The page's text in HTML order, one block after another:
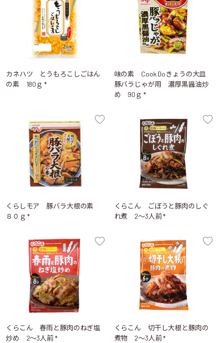
カネハツ とうもろこしごはん
の素 180ｇ *
味の素 Cook Doきょうの大皿
豚バラじゃが用 濃厚黒醤油炒
め 90ｇ *
くらしモア 豚バラ大根の素
８０ｇ *
くらこん ごぼうと豚肉のしぐ
れ煮 2～3人前 *
くらこん 春雨と豚肉のねぎ塩
炒め 2～3人前 *
くらこん 切干し大根と豚肉の
煮物 2～3人前 *